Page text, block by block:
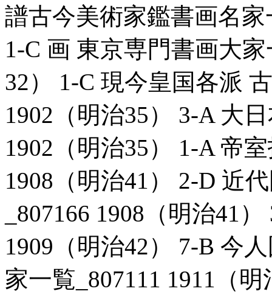
譜古今美術家鑑書画名家
1-C 画 東京専門書画大
32） 1-C 現今皇国各派
1902（明治35） 3-A 大
1902（明治35） 1-A 帝
1908（明治41） 2-D 近
_807166 1908（明治41
1909（明治42） 7-B 今
家一覧_807111 1911（